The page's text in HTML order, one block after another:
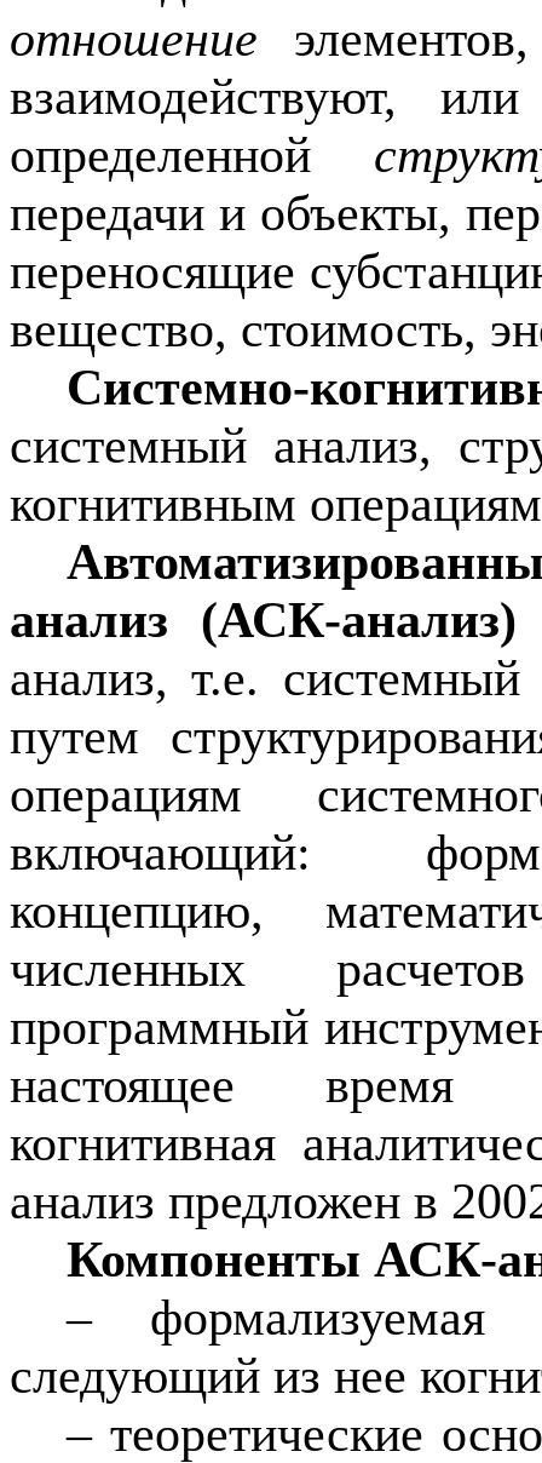
отношение
взаимодействуют,
определенной
передачи и объекты,
переносящие
вещество, стоимость,
Системно-
системный анализ,
когнитивным
анализ (АСК-анализ)
анализ, т.е. системный
путем
операциям
включающий:
концепцию,
численных
программный
настоящее время
когнитивная
анализ предложен в
Компоненты АСК-
– формализуемая
следующий из нее
– теоретические